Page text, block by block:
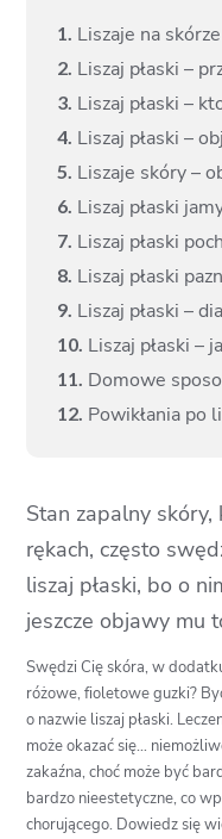
1. Liszaje na
2. Liszaj płaski –
3. Liszaj płaski –
4. Liszaj płaski –
5. Liszaje skóry –
6. Liszaj płaski
7. Liszaj płaski
8. Liszaj płaski
9. Liszaj płaski –
10. Liszaj płaski –
11. Domowe
12. Powikłania po
Stan zapalny
rękach, często
liszaj płaski, bo o
jeszcze objawy mu
Swędzi Cię skóra, w
różowe, fioletowe guzki?
o nazwie liszaj płaski.
może okazać się…
zakaźna, choć może być
bardzo nieestetyczne, co
chorującego. Dowiedz się